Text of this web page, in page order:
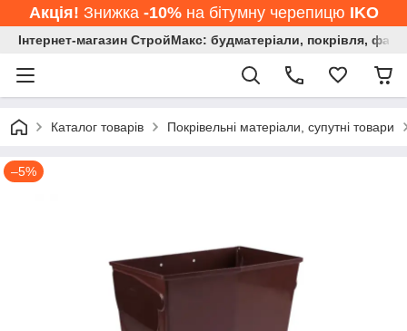
Акція! Знижка -10%на бітумну черепицю IKO
Інтернет-магазин СтройМакс: будматеріали, покрівля,
Каталог товарів Покрівельні матеріали, супутні товари
–5%